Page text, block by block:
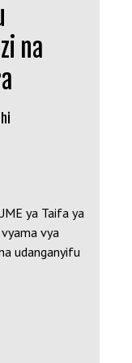
na
ya Taifa ya
vya
udanganyifu